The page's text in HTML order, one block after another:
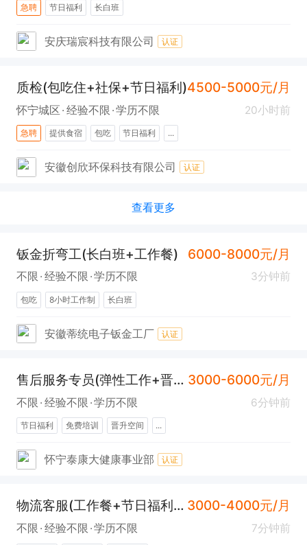
急聘 节日福利 长白班
安庆瑞宸科技有限公司 认证
质检(包吃住+社保+节日福利)4500-5000元/月
怀宁城区 经验不限 学历不限 20小时前
急聘 提供食宿 包吃 节日福利 ...
安徽创欣环保科技有限公司 认证
查看更多
钣金折弯工(长白班+工作餐) 6000-8000元/月
不限 经验不限 学历不限 3分钟前
包吃 8小时工作制 长白班
安徽蒂统电子钣金工厂 认证
售后服务专员(弹性工作+晋升空间+法定节假日) 3000-6000元/月
不限 经验不限 学历不限 6分钟前
节日福利 免费培训 晋升空间 ...
怀宁泰康大健康事业部 认证
物流客服(工作餐+节日福利+工作轻松) 3000-4000元/月
不限 经验不限 学历不限 7分钟前